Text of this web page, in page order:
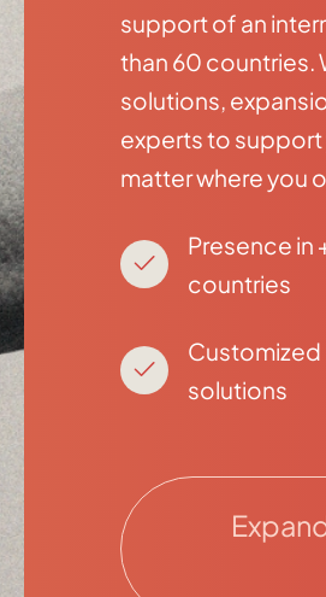
support of an
than 60 countries.
solutions,
experts to
matter where you
Presence in
countries
Customized
solutions